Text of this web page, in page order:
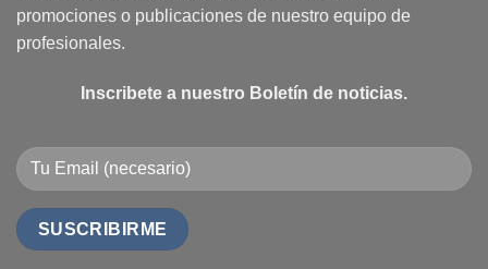
promociones o publicaciones de nuestro equipo de
profesionales.
Inscribete a nuestro Boletín de noticias.